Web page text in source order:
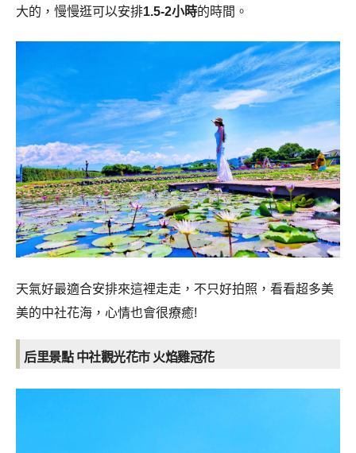
大的，慢慢逛可以安排1.5-2小時的時間。
天氣好最適合安排來這裡走走，不只好拍照，看看超多美
美的中社花海，心情也會很療癒!
后里景點 中社觀光花市 火焰雞冠花